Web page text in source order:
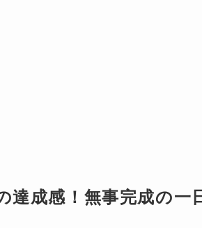
達成感！無事完成の一